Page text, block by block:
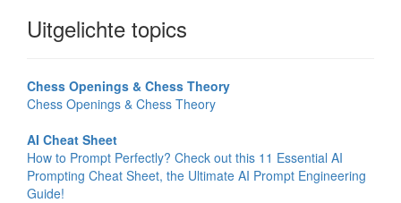
Uitgelichte topics
Chess Openings & Chess Theory
Chess Openings & Chess Theory
AI Cheat Sheet
How to Prompt Perfectly? Check out this 11 Essential AI
Prompting Cheat Sheet, the Ultimate AI Prompt Engineering
Guide!